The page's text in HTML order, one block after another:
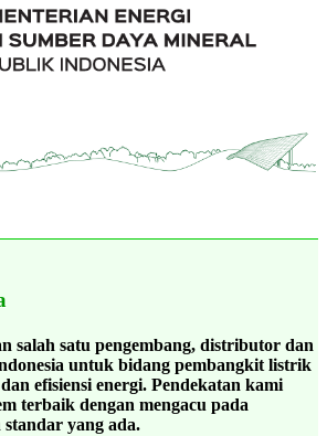
salah satu pengembang, distributor dan
untuk bidang pembangkit listrik
efisiensi energi. Pendekatan kami
terbaik dengan mengacu pada
yang ada.